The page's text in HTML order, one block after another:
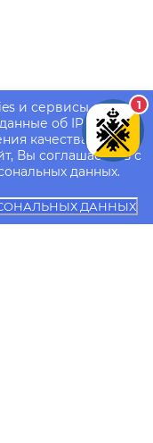
и сервисы сбора
об IP-адресе,
качества работы
Вы соглашаетесь с
данных.
ДАННЫХ
1